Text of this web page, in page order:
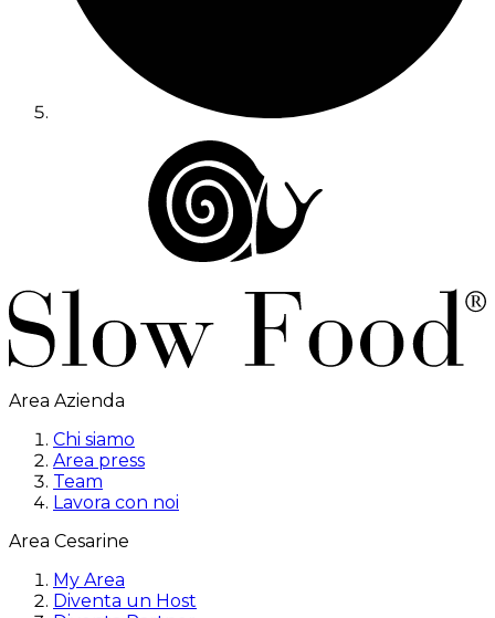
Area Azienda
Chi siamo
Area press
Team
Lavora con noi
Area Cesarine
My Area
Diventa un Host